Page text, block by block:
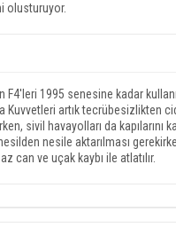
olusturuyor.
1995 senesine kadar
Kuvvetleri artık tecrübesizlikten
sivil havayolları da
nesile aktarılması
can ve uçak kaybı ile atlatılır.